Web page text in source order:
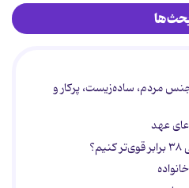
مردم، ساده‌زیست، پرکار و
عهد